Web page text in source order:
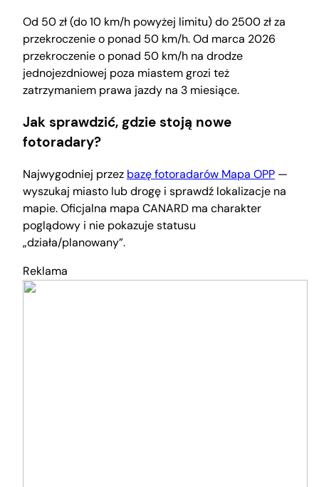
Od 50 zł (do 10 km/h powyżej limitu) do 2500 zł za
przekroczenie o ponad 50 km/h. Od marca 2026
przekroczenie o ponad 50 km/h na drodze
jednojezdniowej poza miastem grozi też
zatrzymaniem prawa jazdy na 3 miesiące.
Jak sprawdzić, gdzie stoją nowe
fotoradary?
Najwygodniej przez bazę fotoradarów Mapa OPP —
wyszukaj miasto lub drogę i sprawdź lokalizacje na
mapie. Oficjalna mapa CANARD ma charakter
poglądowy i nie pokazuje statusu
„działa/planowany”.
Reklama